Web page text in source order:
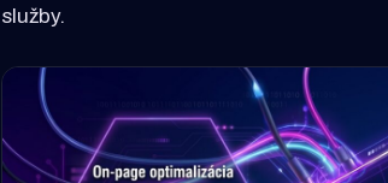
služby.